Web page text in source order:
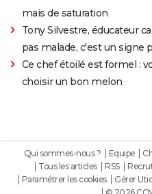
mais de saturation
Tony Silvestre, éducateur
pas malade, c'est un signe
Ce chef étoilé est formel :
choisir un bon melon
Qui sommes-nous ? Equipe
Tous les articles
RSS
Paramétrer les cookies
Gérer